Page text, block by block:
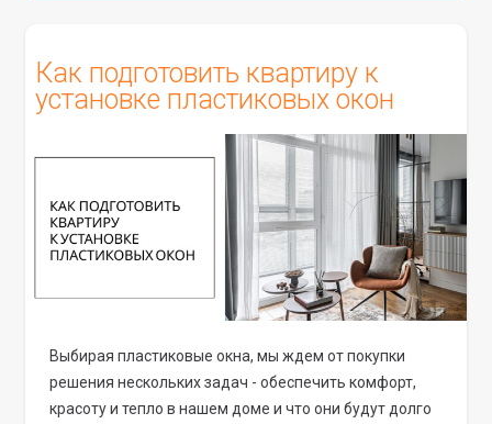
Как подготовить квартиру к
установке пластиковых окон
Выбирая пластиковые окна, мы ждем от покупки
решения нескольких задач - обеспечить комфорт,
красоту и тепло в нашем доме и что они будут долго